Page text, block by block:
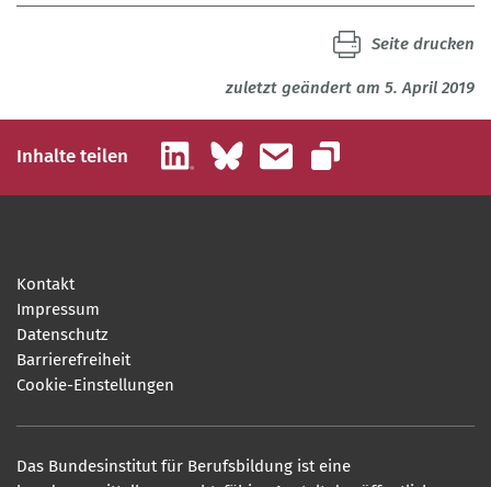
zuletzt geändert am 5. April 2019
Seite drucken
Inhalte teilen LinkedInBlueskyE-Mail
Link kopieren
Kontakt
Impressum
Datenschutz
Barrierefreiheit
Cookie-Einstellungen
Das Bundesinstitut für Berufsbildung ist eine